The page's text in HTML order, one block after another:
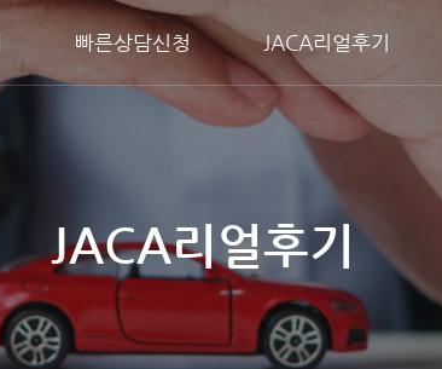
빠른상담신청 JACA리얼후기
JACA리얼후기